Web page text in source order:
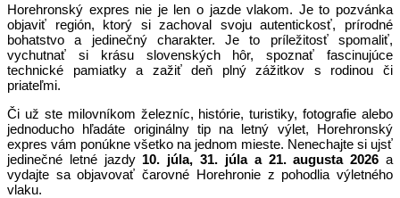
Horehronský expres nie je len o jazde vlakom. Je to pozvánka
objaviť región, ktorý si zachoval svoju autentickosť, prírodné
bohatstvo a jedinečný charakter. Je to príležitosť spomaliť,
vychutnať si krásu slovenských hôr, spoznať fascinujúce
technické pamiatky a zažiť deň plný zážitkov s rodinou či
priateľmi.
Či už ste milovníkom železníc, histórie, turistiky, fotografie alebo
jednoducho hľadáte originálny tip na letný výlet, Horehronský
expres vám ponúkne všetko na jednom mieste. Nenechajte si ujsť
jedinečné letné jazdy 10. júla, 31. júla a 21. augusta 2026 a
vydajte sa objavovať čarovné Horehronie z pohodlia výletného
vlaku.